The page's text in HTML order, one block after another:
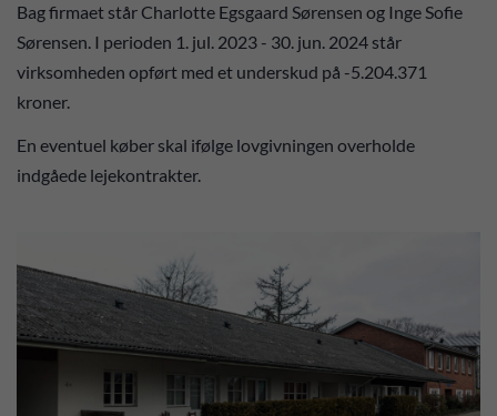
Bag firmaet står Charlotte Egsgaard Sørensen og Inge Sofie
Sørensen. I perioden 1. jul. 2023 - 30. jun. 2024 står
virksomheden opført med et underskud på -5.204.371
kroner.
En eventuel køber skal ifølge lovgivningen overholde
indgåede lejekontrakter.